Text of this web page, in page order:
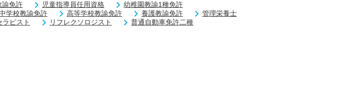
諭免許 児童指導員任用資格
幼稚園教諭1種免許
学校教諭免許 高等学校教諭免許 養護教諭免許
管理栄養士
ラピスト リフレクソロジスト
普通自動車免許二種